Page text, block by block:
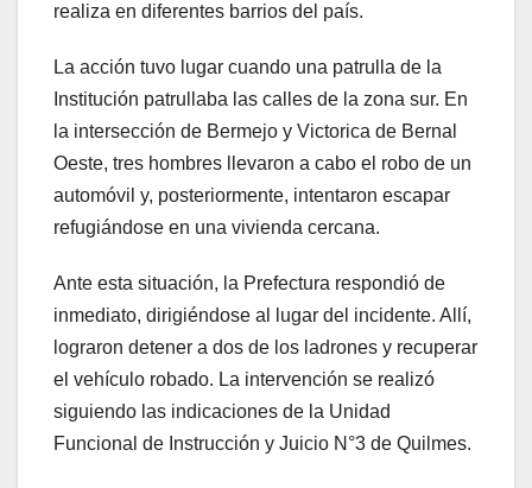
realiza en diferentes barrios del país.
La acción tuvo lugar cuando una patrulla de la
Institución patrullaba las calles de la zona sur. En
la intersección de Bermejo y Victorica de Bernal
Oeste, tres hombres llevaron a cabo el robo de un
automóvil y, posteriormente, intentaron escapar
refugiándose en una vivienda cercana.
Ante esta situación, la Prefectura respondió de
inmediato, dirigiéndose al lugar del incidente. Allí,
lograron detener a dos de los ladrones y recuperar
el vehículo robado. La intervención se realizó
siguiendo las indicaciones de la Unidad
Funcional de Instrucción y Juicio N°3 de Quilmes.